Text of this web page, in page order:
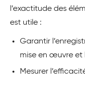
l’exactitude des
est utile :
Garantir
mise en œuvre et
Mesurer